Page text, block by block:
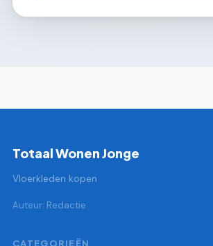
Totaal Wonen Jonge
Vloerkleden kopen
Auteur: Redactie
CATEGORIEËN